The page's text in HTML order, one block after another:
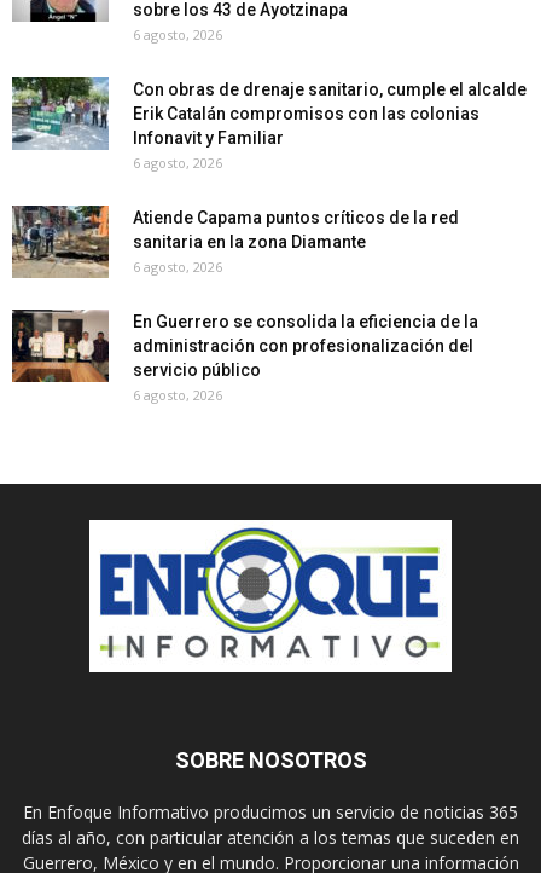
sobre los 43 de Ayotzinapa
6 agosto, 2026
Con obras de drenaje sanitario, cumple el alcalde
Erik Catalán compromisos con las colonias
Infonavit y Familiar
6 agosto, 2026
Atiende Capama puntos críticos de la red
sanitaria en la zona Diamante
6 agosto, 2026
En Guerrero se consolida la eficiencia de la
administración con profesionalización del
servicio público
6 agosto, 2026
SOBRE NOSOTROS
En Enfoque Informativo producimos un servicio de noticias 365
días al año, con particular atención a los temas que suceden en
Guerrero, México y en el mundo. Proporcionar una información